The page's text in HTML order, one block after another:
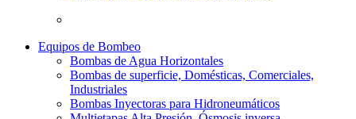
Equipos de Bombeo
Bombas de Agua Horizontales
Bombas de superficie, Domésticas, Comerciales,
Industriales
Bombas Inyectoras para Hidroneumáticos